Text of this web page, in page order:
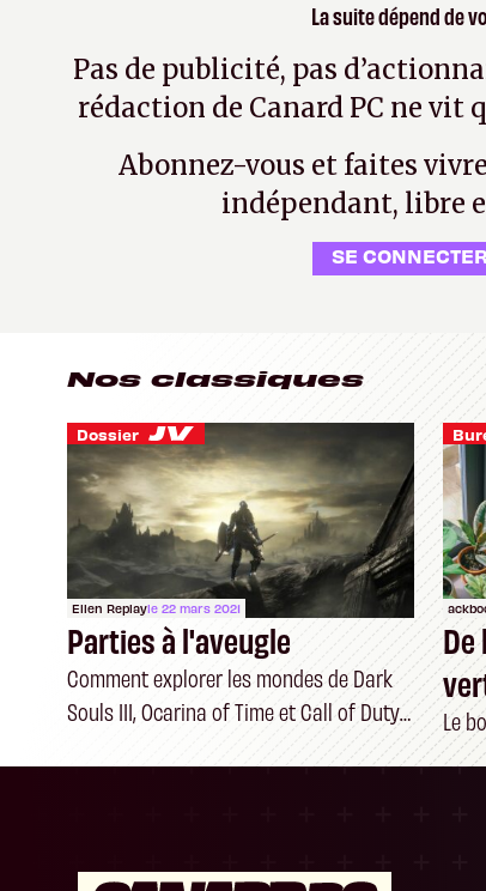
La suite dépend de
Pas de publicité, pas
rédaction de Canard PC ne vit
Abonnez-vous et faites
indépendant, libre
SE CONNECTER
Nos classiques
Dossier
Ellen Replayle 22 mars 2021
Parties à l'aveugle
Comment explorer les mondes de Dark
Souls III, Ocarina of Time et Call of Duty
Le